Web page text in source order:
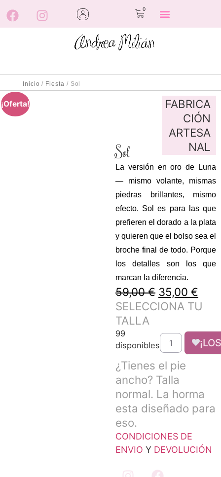
0
Inicio / Fiesta / Sol
¡Oferta!
FABRICA
CIÓN
ARTESA
NAL
Sol
La versión en oro de Luna
— mismo volante, mismas
piedras brillantes, mismo
efecto. Sol es para las que
prefieren el dorado a la plata
y quieren que el bolso sea el
broche final de todo. Porque
los detalles son los que
marcan la diferencia.
59,00€ 35,00 €
SELECCIONA TU
TALLA
99
disponibles
¿Tienes el pie
ancho? Talla
normal. La horma
esta diseñado para
eso.
CONDICIONES DE
ENVIO Y DEVOLUCIÓN